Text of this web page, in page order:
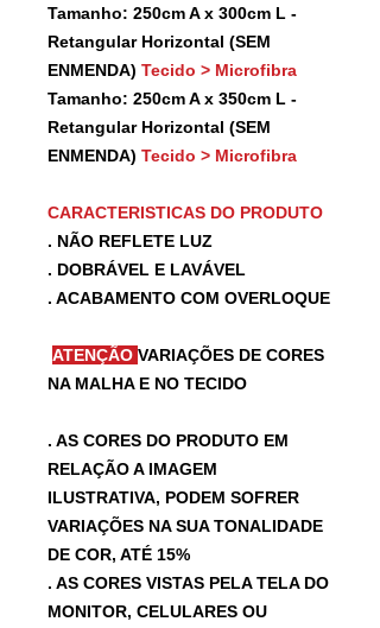
Tamanho: 250cm A x 300cm L -
Retangular Horizontal (SEM
ENMENDA) Tecido > Microfibra
Tamanho: 250cm A x 350cm L -
Retangular Horizontal (SEM
ENMENDA) Tecido > Microfibra
CARACTERISTICAS DO PRODUTO
. NÃO REFLETE LUZ
. DOBRÁVEL E LAVÁVEL
. ACABAMENTO COM OVERLOQUE
ATENÇÃO VARIAÇÕES DE CORES
NA MALHA E NO TECIDO
. AS CORES DO PRODUTO EM
RELAÇÃO A IMAGEM
ILUSTRATIVA, PODEM SOFRER
VARIAÇÕES NA SUA TONALIDADE
DE COR, ATÉ 15%
. AS CORES VISTAS PELA TELA DO
MONITOR, CELULARES OU